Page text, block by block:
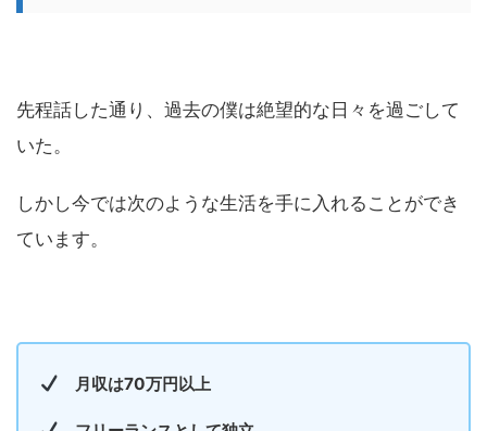
先程話した通り、過去の僕は絶望的な日々を過ごして
いた。
しかし今では次のような生活を手に入れることができ
ています。
月収は70万円以上